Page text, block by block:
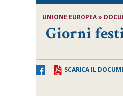
UNIONE EUROPEA »
Giorni
SCARICA IL